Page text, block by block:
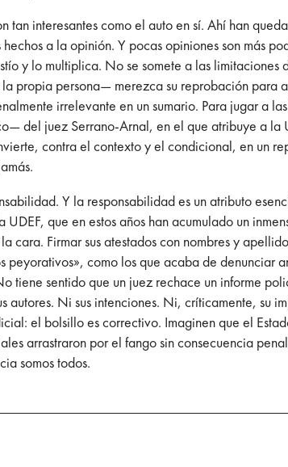
tan interesantes como el auto en sí. Ahí han
a la opinión. Y pocas opiniones son más
y lo multiplica. No se somete a las
propia persona— merezca su reprobación
irrelevante en un sumario. Para jugar a
del juez Serrano-Arnal, en el que atribuye a
contra el contexto y el condicional, en un
Y la responsabilidad es un atributo
que en estos años han acumulado un
cara. Firmar sus atestados con nombres y
peyorativos», como los que acaba de
tiene sentido que un juez rechace un informe
autores. Ni sus intenciones. Ni, críticamente, su
el bolsillo es correctivo. Imaginen que el
arrastraron por el fango sin consecuencia
somos todos.